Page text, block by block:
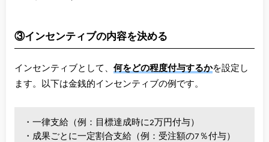
③インセンティブの内容を決める
インセンティブとして、 何をどの程度付与するかを設定し
ます。以下は金銭的インセンティブの例です。
・一律支給（例：目標達成時に2万円付与）
・成果ごとに一定割合支給（例：受注額の7％付与）